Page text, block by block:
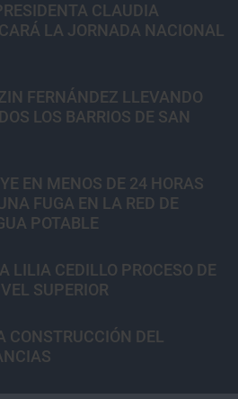
CLAUDIA
LA JORNADA NACIONAL
FERNÁNDEZ LLEVANDO
LOS BARRIOS DE SAN
EN MENOS DE 24 HORAS
FUGA EN LA RED DE
POTABLE
LILIA CEDILLO PROCESO DE
SUPERIOR
DEL